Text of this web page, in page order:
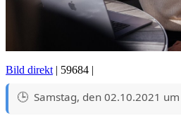
Bild direkt| 59684 |
Samstag, den 02.10.2021